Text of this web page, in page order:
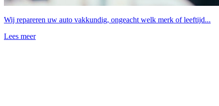
Wij repareren uw auto vakkundig, ongeacht welk merk of leeftijd...
Lees meer